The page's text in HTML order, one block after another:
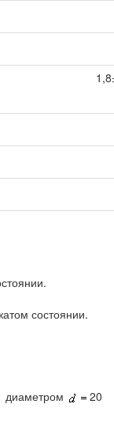
состоянии.
диаметром
20